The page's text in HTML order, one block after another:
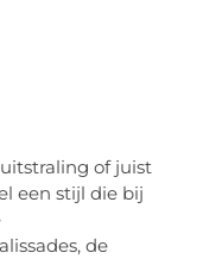
of juist
een stijl die bij
de